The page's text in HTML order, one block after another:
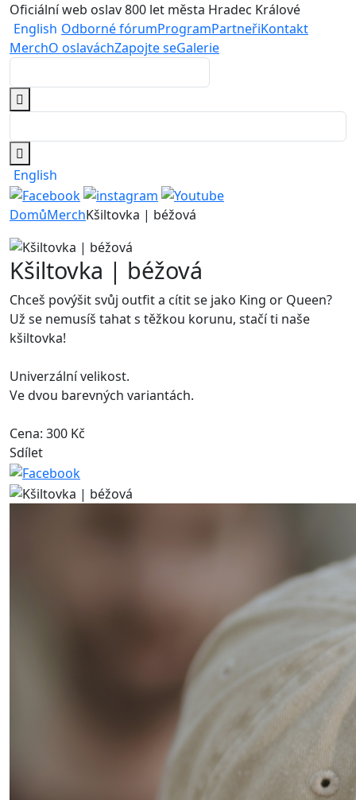
Oficiální web oslav 800 let města Hradec Králové
English Odborné fórumProgramPartneřiKontakt
MerchO oslaváchZapojte seGalerie
English
DomůMerchKšiltovka | béžová
Kšiltovka | béžová
Chceš povýšit svůj outfit a cítit se jako King or Queen?
Už se nemusíš tahat s těžkou korunu, stačí ti naše
kšiltovka!
Univerzální velikost.
Ve dvou barevných variantách.
Cena: 300 Kč
Sdílet